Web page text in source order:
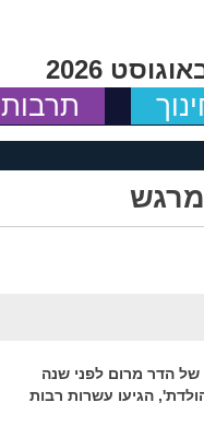
תרבות
של הדר מרום לפני שנה
הגיעו עשרות רבות